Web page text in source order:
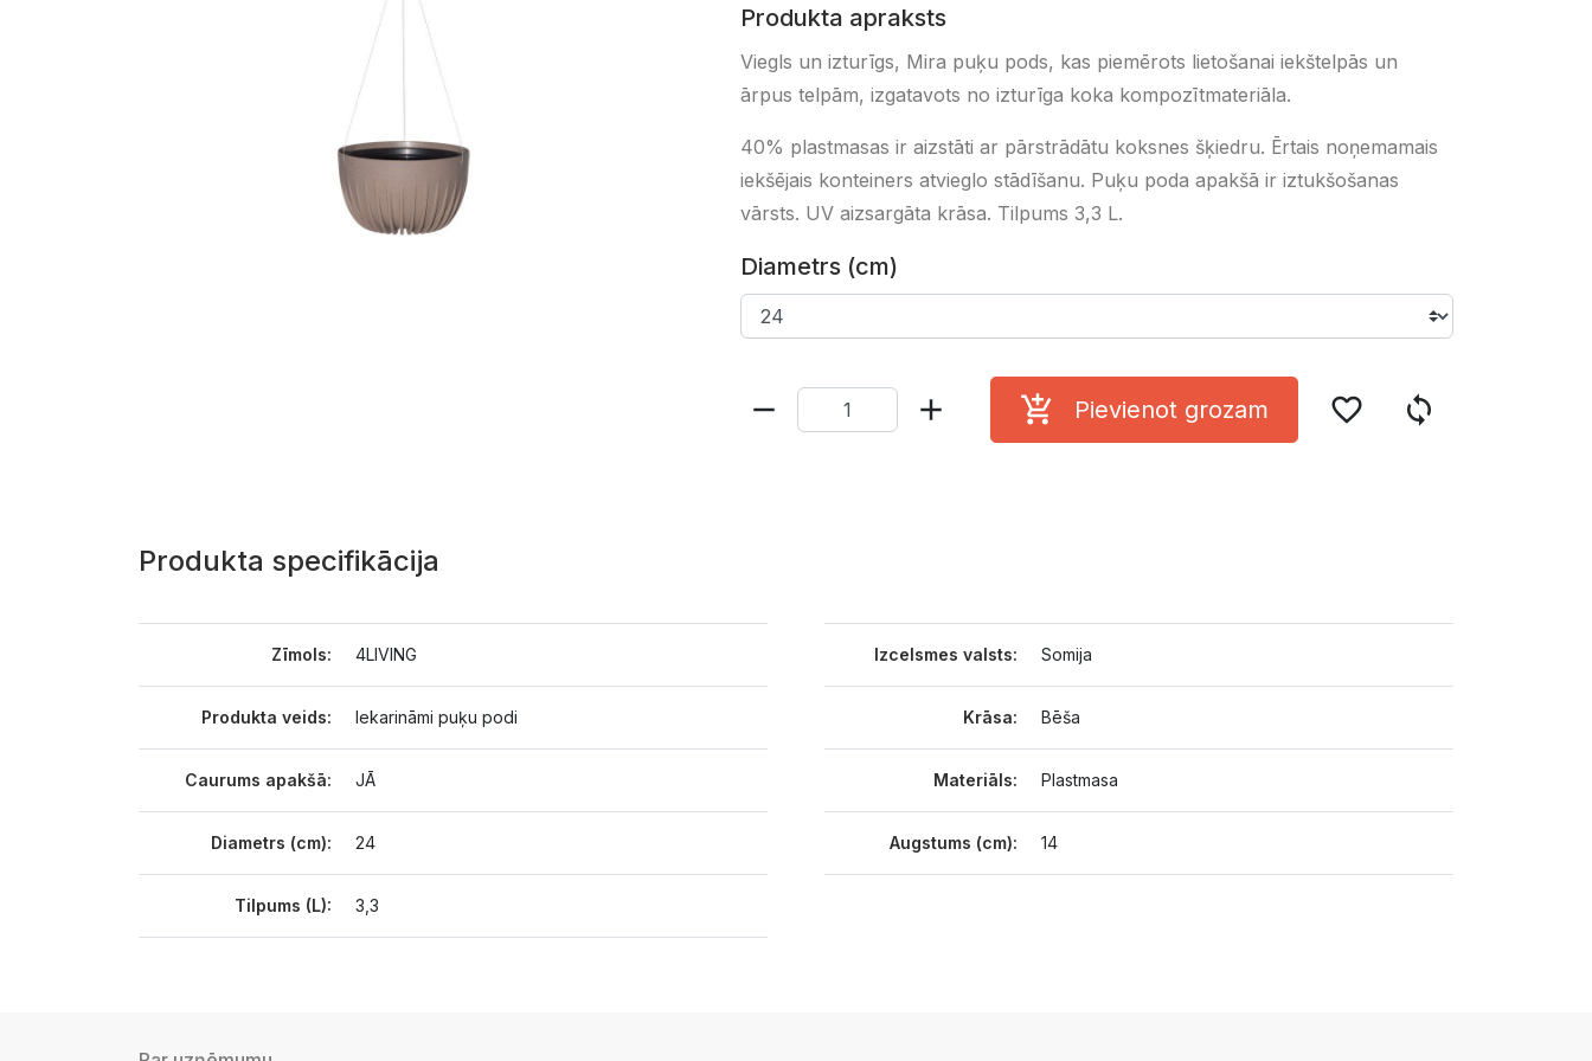
Produkta apraksts
Viegls un izturīgs, Mira puķu pods, kas piemērots lietošanai iekštelpās un
ārpus telpām, izgatavots no izturīga koka kompozītmateriāla.
40% plastmasas ir aizstāti ar pārstrādātu koksnes šķiedru. Ērtais noņemamais
iekšējais konteiners atvieglo stādīšanu. Puķu poda apakšā ir iztukšošanas
vārsts. UV aizsargāta krāsa. Tilpums 3,3 L.
Diametrs (cm)
remove add add_shopping_cart Pievienot grozam favorite_border sync
Produkta specifikācija
Zīmols: 4LIVING Izcelsmes valsts: Somija
Produkta veids: Iekarināmi puķu podi Krāsa: Bēša
Caurums apakšā: JĀ Materiāls: Plastmasa
Diametrs (cm): 24 Augstums (cm): 14
Tilpums (L): 3,3